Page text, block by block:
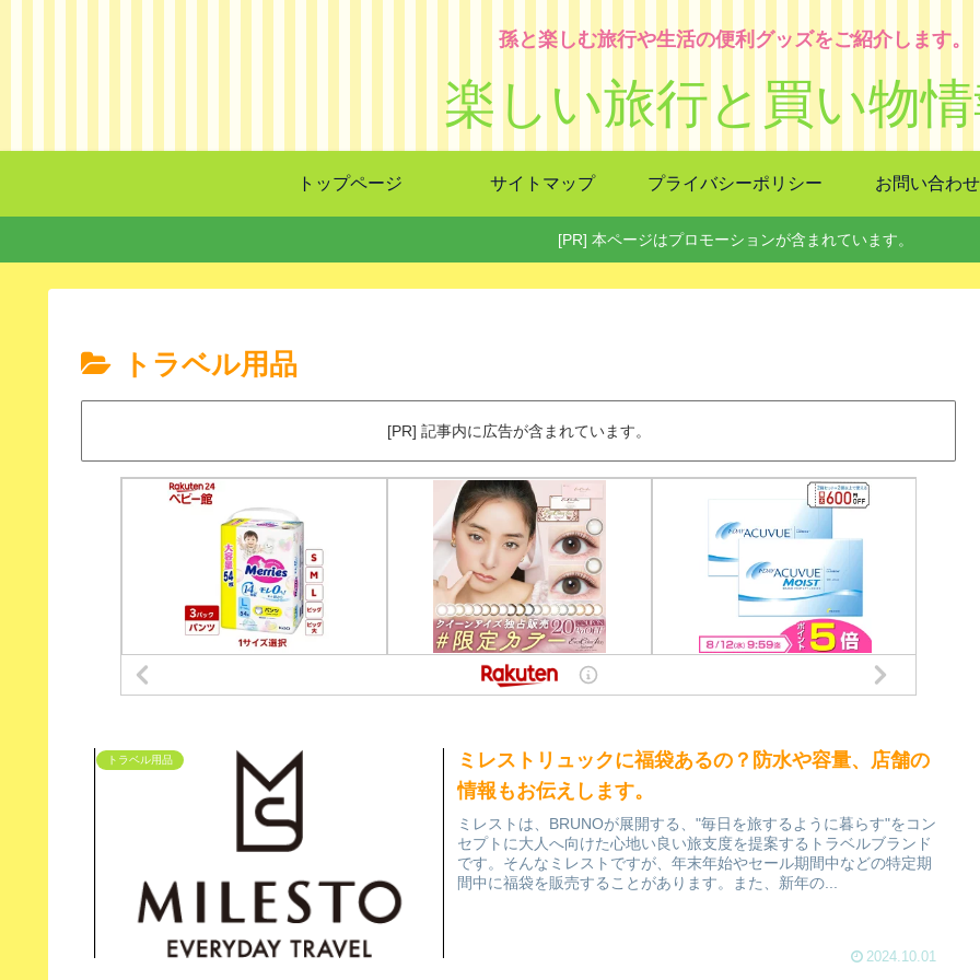
孫と楽しむ旅行や生活の便利グッズをご紹介します。
楽しい旅行と買い物
トップページ サイトマップ プライバシーポリシー お問い合わせ
[PR] 本ページはプロモーションが含まれています。
トラベル用品
[PR] 記事内に広告が含まれています。
トラベル用品
ミレストリュックに福袋あるの？防水や容量、店舗の
情報もお伝えします。
ミレストは、BRUNOが展開する、"毎日を旅するように暮らす"をコン
セプトに大人へ向けた心地い良い旅支度を提案するトラベルブランド
です。そんなミレストですが、年末年始やセール期間中などの特定期
間中に福袋を販売することがあります。また、新年の...
2024.10.01